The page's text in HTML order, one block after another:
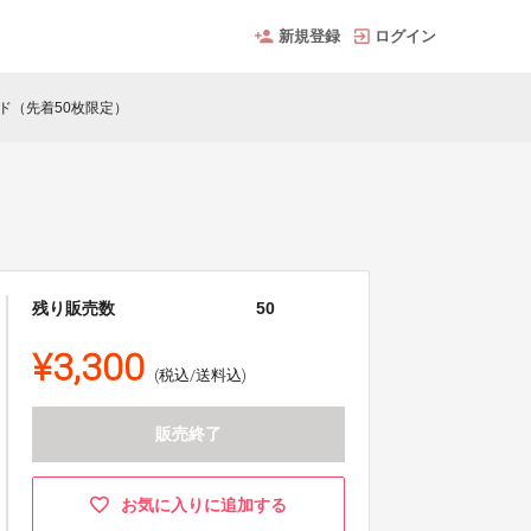
新規登録 ログイン
先着50枚限定）
残り販売数 50
¥3,300 (税込/送料込)
販売終了
お気に入りに追加する